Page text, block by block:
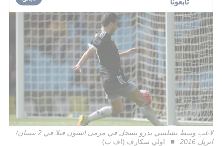
لاعب وسط تشلسي بدرو يسجل في مرمى استون فيلا في 2 نيسان/
ابريل 2016
اولي سكارف (اف ب)